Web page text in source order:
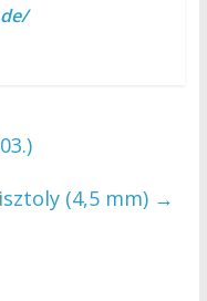
(4,5 mm) →